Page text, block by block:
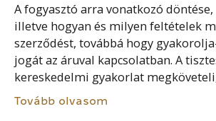
A fogyasztó arra vonatkozó
illetve hogyan és milyen feltételek
szerződést, továbbá hogy
jogát az áruval kapcsolatban. A
kereskedelmi gyakorlat
Tovább olvasom